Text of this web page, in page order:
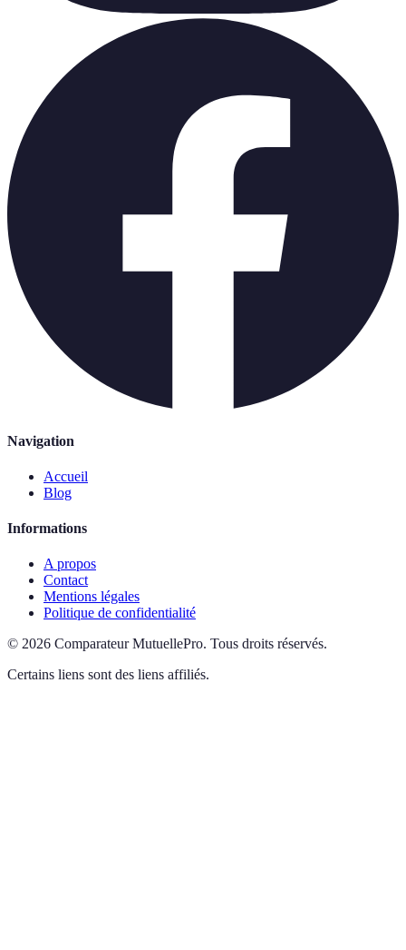
Navigation
Accueil
Blog
Informations
A propos
Contact
Mentions légales
Politique de confidentialité
© 2026 Comparateur MutuellePro. Tous droits réservés.
Certains liens sont des liens affiliés.